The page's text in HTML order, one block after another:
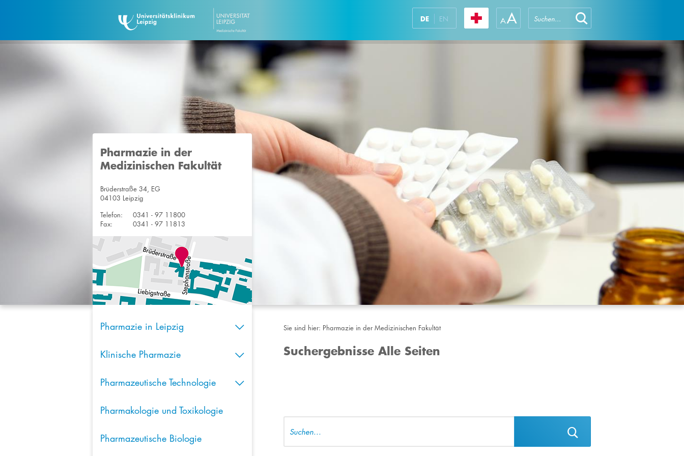
DE EN
Pharmazie in der
Medizinischen Fakultät
Brüderstraße 34, EG
04103 Leipzig
Telefon:
0341 - 97 11800
Fax:
0341 - 97 11813
Pharmazie in Leipzig
Klinische Pharmazie
Pharmazeutische Technologie
Pharmakologie und Toxikologie
Pharmazeutische Biologie
Sie sind hier: Pharmazie in der Medizinischen Fakultät
Suchergebnisse Alle Seiten